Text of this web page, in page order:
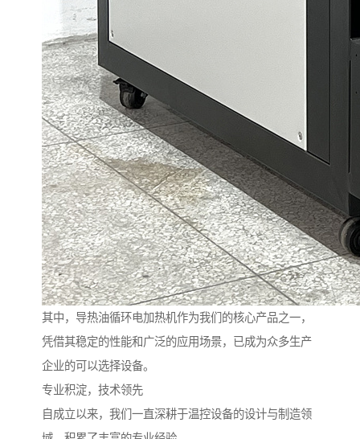
其中，导热油循环电加热机作为我们的核心产品之一，
凭借其稳定的性能和广泛的应用场景，已成为众多生产
企业的可以选择设备。
专业积淀，技术领先
自成立以来，我们一直深耕于温控设备的设计与制造领